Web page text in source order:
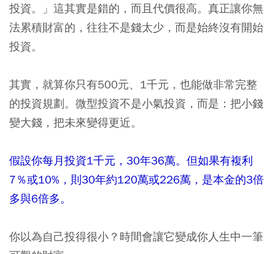
投資。」這其實是錯的，而且代價很高。真正讓你無
法累積財富的，往往不是錢太少，而是始終沒有開始
投資。
其實，就算你只有500元、1千元，也能做非常完整
的投資規劃。微型投資不是小氣投資，而是：把小錢
變大錢，把未來變得更近。
假設你每月投資1千元，30年36萬。但如果有複利
7％或10%，則30年約120萬或226萬，是本金的3倍
多與6倍多。
你以為自己投得很小？時間會讓它變成你人生中一筆